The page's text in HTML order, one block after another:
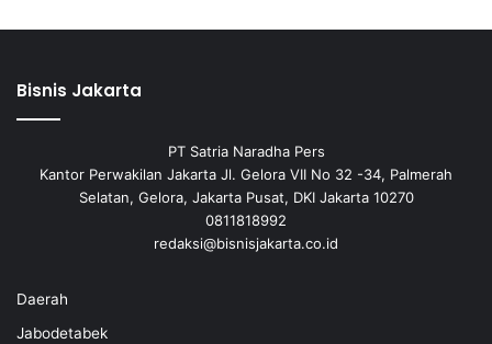
Bisnis Jakarta
PT Satria Naradha Pers
Kantor Perwakilan Jakarta Jl. Gelora VII No 32 -34, Palmerah
Selatan, Gelora, Jakarta Pusat, DKI Jakarta 10270
0811818992
redaksi@bisnisjakarta.co.id
Daerah
Jabodetabek